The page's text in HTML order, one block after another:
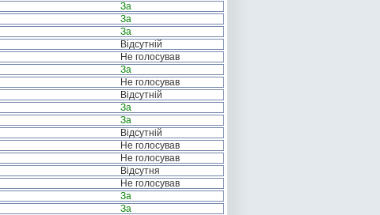
За
За
За
Відсутній
Не голосував
За
Не голосував
Відсутній
За
За
Відсутній
Не голосував
Не голосував
Відсутня
Не голосував
За
За